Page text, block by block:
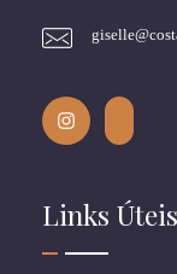
Links Úteis